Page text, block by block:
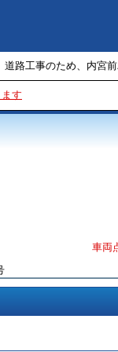
道路工事のため、内宮
す
車両